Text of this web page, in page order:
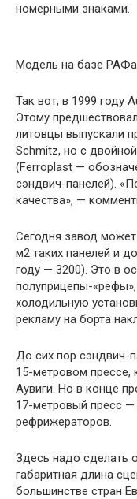
номерными знаками.
Модель на базе
Так вот, в 1999 году
Этому
литовцы выпускали
Schmitz, но с
(Ferroplast —
сэндвич-панелей).
качества», —
Сегодня завод
м2 таких панелей и
году — 3200). Это в
полуприцепы-
холодильную
рекламу на борта
До сих пор сэндвич-
15-метровом прессе,
Аувиги. Но в конце
17-метровый пресс
рефрижераторов.
Здесь надо сделать
габаритная длина
большинстве стран